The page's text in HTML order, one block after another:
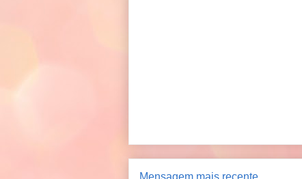
Mensagem mais recente